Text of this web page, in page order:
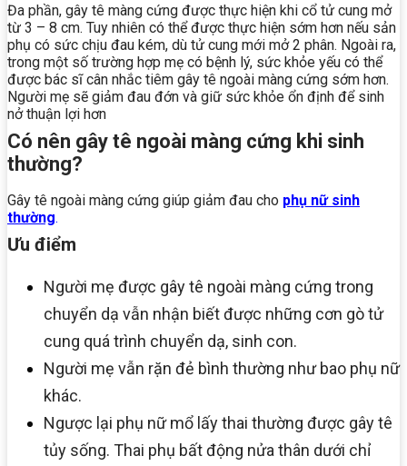
Đa phần, gây tê màng cứng được thực hiện khi cổ tử cung mở
từ 3 – 8 cm. Tuy nhiên có thể được thực hiện sớm hơn nếu sản
phụ có sức chịu đau kém, dù tử cung mới mở 2 phân. Ngoài ra,
trong một số trường hợp mẹ có bệnh lý, sức khỏe yếu có thể
được bác sĩ cân nhắc tiêm gây tê ngoài màng cứng sớm hơn.
Người mẹ sẽ giảm đau đớn và giữ sức khỏe ổn định để sinh
nở thuận lợi hơn
Có nên gây tê ngoài màng cứng khi sinh
thường?
Gây tê ngoài màng cứng giúp giảm đau cho phụ nữ sinh
thường.
Ưu điểm
Người mẹ được gây tê ngoài màng cứng trong
chuyển dạ vẫn nhận biết được những cơn gò tử
cung quá trình chuyển dạ, sinh con.
Người mẹ vẫn rặn đẻ bình thường như bao phụ nữ
khác.
Ngược lại phụ nữ mổ lấy thai thường được gây tê
tủy sống. Thai phụ bất động nửa thân dưới chỉ